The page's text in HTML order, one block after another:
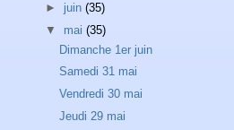
► juin (35)
▼ mai (35)
Dimanche 1er juin
Samedi 31 mai
Vendredi 30 mai
Jeudi 29 mai